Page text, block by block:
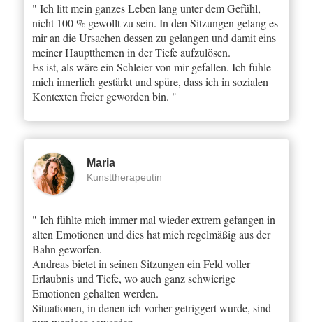
" Ich litt mein ganzes Leben lang unter dem Gefühl,
nicht 100 % gewollt zu sein. In den Sitzungen gelang es
mir an die Ursachen dessen zu gelangen und damit eins
meiner Hauptthemen in der Tiefe aufzulösen.
Es ist, als wäre ein Schleier von mir gefallen. Ich fühle
mich innerlich gestärkt und spüre, dass ich in sozialen
Kontexten freier geworden bin. "
Maria
Kunsttherapeutin
" Ich fühlte mich immer mal wieder extrem gefangen in
alten Emotionen und dies hat mich regelmäßig aus der
Bahn geworfen.
Andreas bietet in seinen Sitzungen ein Feld voller
Erlaubnis und Tiefe, wo auch ganz schwierige
Emotionen gehalten werden.
Situationen, in denen ich vorher getriggert wurde, sind